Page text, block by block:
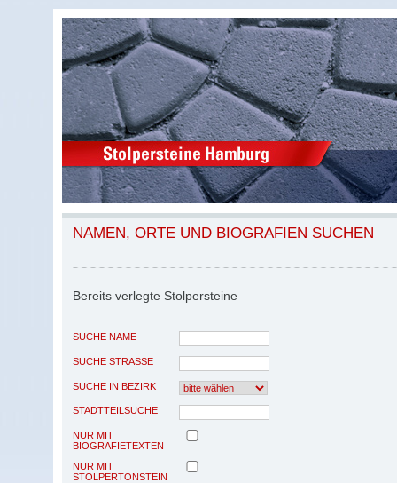
NAMEN, ORTE UND BIOGRAFIEN SUCHEN
Bereits verlegte Stolpersteine
SUCHE NAME
SUCHE STRASSE
SUCHE IN BEZIRK
STADTTEILSUCHE
NUR MIT
BIOGRAFIETEXTEN
NUR MIT
STOLPERTONSTEIN